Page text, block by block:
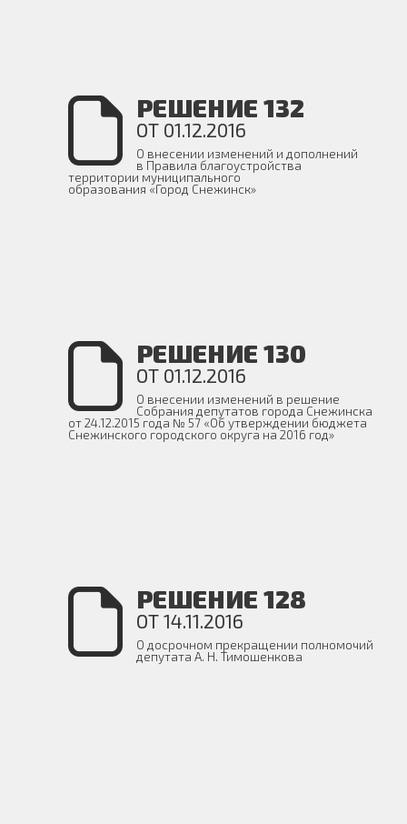
РЕШЕНИЕ 132
ОТ 01.12.2016
О внесении изменений и дополнений
в Правила благоустройства
территории муниципального
образования «Город Снежинск»
РЕШЕНИЕ 130
ОТ 01.12.2016
О внесении изменений в решение
Собрания депутатов города Снежинска
от 24.12.2015 года № 57 «Об утверждении бюджета
Снежинского городского округа на 2016 год»
РЕШЕНИЕ 128
ОТ 14.11.2016
О досрочном прекращении полномочий
депутата А. Н. Тимошенкова